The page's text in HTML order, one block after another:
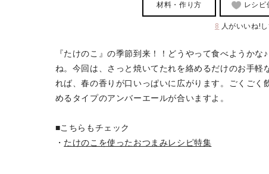
材料・作り方 レシピ
8 人がいいね!
『たけのこ』の季節到来！！どうやって食べようか
ね。今回は、さっと焼いてたれを絡めるだけのお手
れば、春の香りが口いっぱいに広がります。ごくご
めるタイプのアンバーエールが合いますよ。
■こちらもチェック
・ たけのこを使ったおつまみレシピ特集